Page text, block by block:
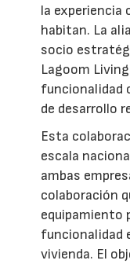
la experiencia
habitan. La
socio
Lagoom
funcionalidad
de desarrollo
Esta
escala
ambas
colaboración
equipamiento
funcionalidad
vivienda. El